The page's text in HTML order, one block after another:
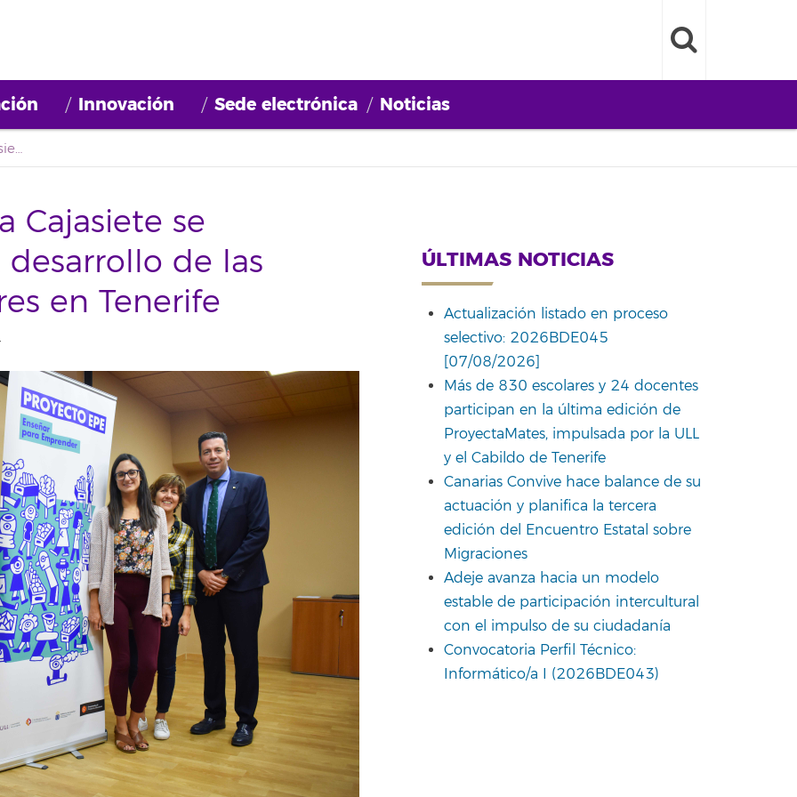
Innovación Sede electrónica Noticias
La entidad financiera Cajasiete se compromete con el desarrollo de las Cooperativas Escolares en Tenerife
Cajasiete se
de las
en Tenerife
ÚLTIMAS NOTICIAS
Actualización listado en proceso
selectivo: 2026BDE045
[07/08/2026]
Más de 830 escolares y 24 docentes
participan en la última edición de
ProyectaMates, impulsada por la ULL
y el Cabildo de Tenerife
Canarias Convive hace balance de su
actuación y planifica la tercera
edición del Encuentro Estatal sobre
Migraciones
Adeje avanza hacia un modelo
estable de participación intercultural
con el impulso de su ciudadanía
Convocatoria Perfil Técnico:
Informático/a I (2026BDE043)